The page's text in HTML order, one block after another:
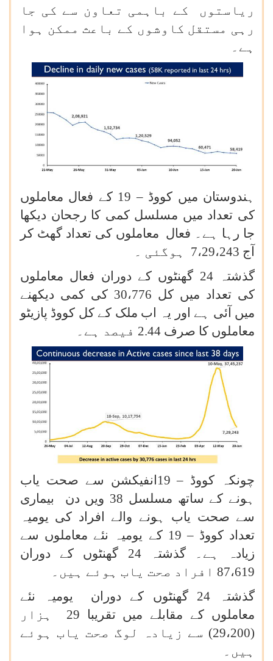
ریاستوں کے باہمی تعاون سے کی جا
رہی مستقل کاوشوں کے باعث ممکن ہوا
ہے۔
ہندوستان میں کووڈ – 19 کے فعال معاملوں
کی تعداد میں مسلسل کمی کا رجحان دیکھا
جا رہا ہے۔ فعال معاملوں کی تعداد گھٹ کر
آج 7،29،243 ہوگئی ۔
گذشتہ 24 گھنٹوں کے دوران فعال معاملوں
کی تعداد میں کل 30،776 کی کمی دیکھنے
میں آئی ہے اور یہ اب ملک کے کل کووڈ پازیٹو
معاملوں کا صرف 2.44 فیصد ہے۔
چونکہ کووڈ – 19انفیکشن سے صحت یاب
ہونے کے ساتھ مسلسل 38 ویں دن بیماری
سے صحت یاب ہونے والے افراد کی یومیہ
تعداد کووڈ – 19 کے یومیہ نئے معاملوں سے
زیادہ ہے۔ گذشتہ 24 گھنٹوں کے دوران
87،619 افراد صحت یاب ہوئے ہیں۔
گذشتہ 24 گھنٹوں کے دوران یومیہ نئے
معاملوں کے مقابلے میں تقریبا 29 ہزار
(29،200) سے زیادہ لوگ صحت یاب ہوئے
ہیں۔